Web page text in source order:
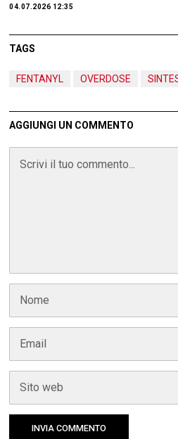
04.07.2026 12:35
TAGS
FENTANYL OVERDOSE
AGGIUNGI UN COMMENTO